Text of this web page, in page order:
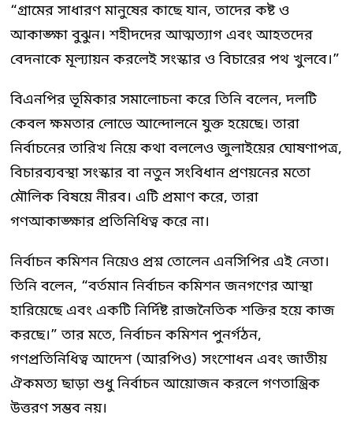
“গ্রামের সাধারণ মানুষের কাছে যান, তাদের কষ্ট ও
আকাঙ্ক্ষা বুঝুন। শহীদদের আত্মত্যাগ এবং আহতদের
বেদনাকে মূল্যায়ন করলেই সংস্কার ও বিচারের পথ খুলবে।”
বিএনপির ভূমিকার সমালোচনা করে তিনি বলেন, দলটি
কেবল ক্ষমতার লোভে আন্দোলনে যুক্ত হয়েছে। তারা
নির্বাচনের তারিখ নিয়ে কথা বললেও জুলাইয়ের ঘোষণাপত্র,
বিচারব্যবস্থা সংস্কার বা নতুন সংবিধান প্রণয়নের মতো
মৌলিক বিষয়ে নীরব। এটি প্রমাণ করে, তারা
গণআকাঙ্ক্ষার প্রতিনিধিত্ব করে না।
নির্বাচন কমিশন নিয়েও প্রশ্ন তোলেন এনসিপির এই নেতা।
তিনি বলেন, “বর্তমান নির্বাচন কমিশন জনগণের আস্থা
হারিয়েছে এবং একটি নির্দিষ্ট রাজনৈতিক শক্তির হয়ে কাজ
করছে।” তার মতে, নির্বাচন কমিশন পুনর্গঠন,
গণপ্রতিনিধিত্ব আদেশ (আরপিও) সংশোধন এবং জাতীয়
ঐকমত্য ছাড়া শুধু নির্বাচন আয়োজন করলে গণতান্ত্রিক
উত্তরণ সম্ভব নয়।